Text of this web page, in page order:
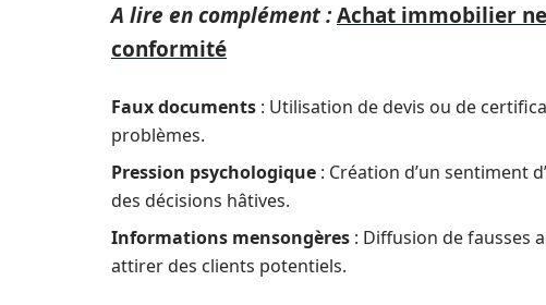
A lire en complément :Achat immobilier
conformité
Faux documents : Utilisation de devis ou de
problèmes.
Pression psychologique : Création d’un sentiment
des décisions hâtives.
Informations mensongères : Diffusion de fausses
attirer des clients potentiels.